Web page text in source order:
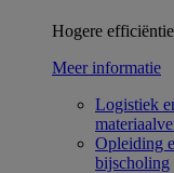
Hogere
Meer informatie
Logistiek
Opleiding
bijscholing